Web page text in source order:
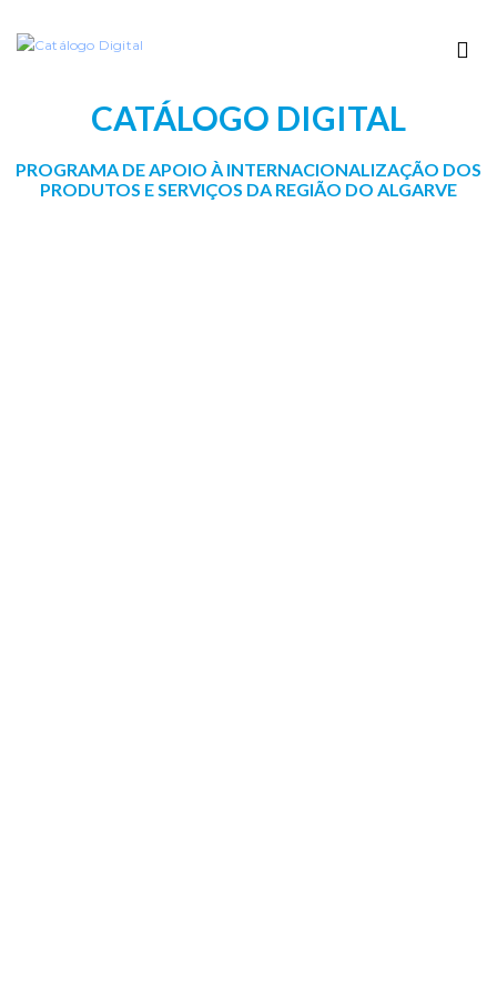
CATÁLOGO DIGITAL
PROGRAMA DE APOIO À INTERNACIONALIZAÇÃO DOS
PRODUTOS E SERVIÇOS DA REGIÃO DO ALGARVE